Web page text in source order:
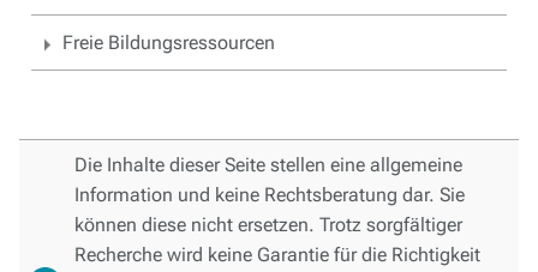
Freie Bildungsressourcen
Die Inhalte dieser Seite stellen eine allgemeine
Information und keine Rechtsberatung dar. Sie
können diese nicht ersetzen. Trotz sorgfältiger
Recherche wird keine Garantie für die Richtigkeit